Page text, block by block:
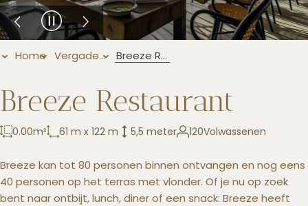
+5993183348
Home Vergaderen & Incentives Breeze Restaurant
Breeze Restaurant
0.00m² 61 m x 122 m 5,5 meter 120Volwassenen
Breeze kan tot 80 personen binnen ontvangen en nog eens
40 personen op het terras met vlonder. Of je nu op zoek
bent naar ontbijt, lunch, diner of een snack: Breeze heeft